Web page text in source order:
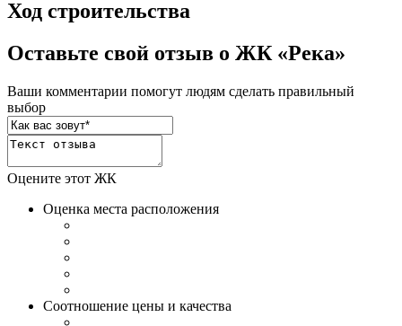
Ход строительства
Оставьте свой отзыв о ЖК «Река»
Ваши комментарии помогут людям сделать правильный
выбор
Оцените этот ЖК
Оценка места расположения
Соотношение цены и качества